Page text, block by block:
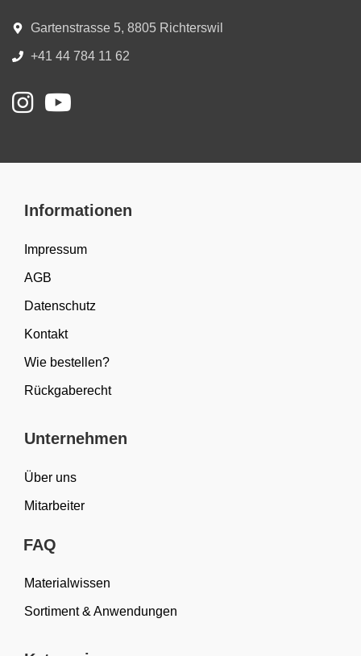
Gartenstrasse 5, 8805 Richterswil
+41 44 784 11 62
Informationen
Impressum
AGB
Datenschutz
Kontakt
Wie bestellen?
Rückgaberecht
Unternehmen
Über uns
Mitarbeiter
FAQ
Materialwissen
Sortiment & Anwendungen